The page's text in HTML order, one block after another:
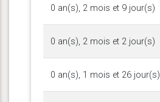
0 an(s), 2 mois et 9 jour(s)
0 an(s), 2 mois et 2 jour(s)
0 an(s), 1 mois et 26 jour(s)